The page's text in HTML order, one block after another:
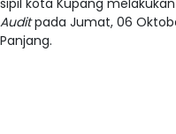
sipil kota Kupang
Auditpada Jumat, 06
Panjang.